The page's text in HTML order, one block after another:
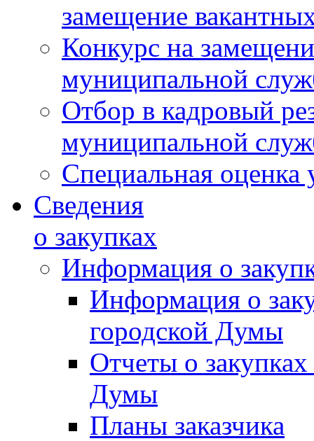
замещение
Конкурс на
муниципальной
Отбор в кадровый
муниципальной
Специальная оценка
Сведения
о закупках
Информация о
Информация о
городской Думы
Отчеты о
Думы
Планы заказчика